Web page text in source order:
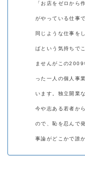
「お店をゼロから
がやっている仕事で
同じような仕事を
ばという気持ちで
ませんがこの2009
った一人の個人事
います。独立開業
今や志ある若者か
ので、恥を忍んで
事論がどこかで誰